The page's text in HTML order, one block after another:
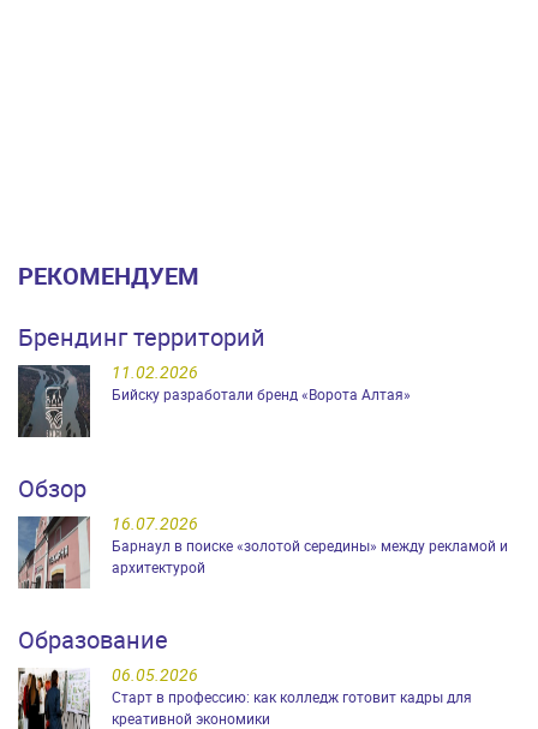
РЕКОМЕНДУЕМ
Брендинг территорий
11.02.2026
Бийску разработали бренд «Ворота Алтая»
Обзор
16.07.2026
Барнаул в поиске «золотой середины» между рекламой и
архитектурой
Образование
06.05.2026
Старт в профессию: как колледж готовит кадры для
креативной экономики